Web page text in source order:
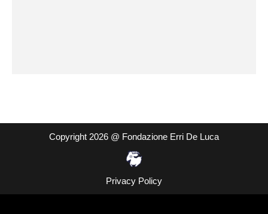
Copyright 2026 @ Fondazione Erri De Luca
Privacy Policy